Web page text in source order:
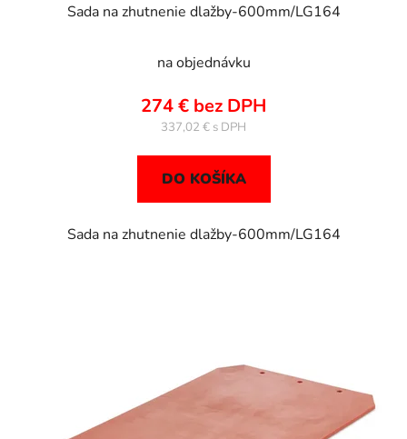
Sada na zhutnenie dlažby-600mm/LG164
na objednávku
274 € bez DPH
337,02 €
DO KOŠÍKA
Sada na zhutnenie dlažby-600mm/LG164